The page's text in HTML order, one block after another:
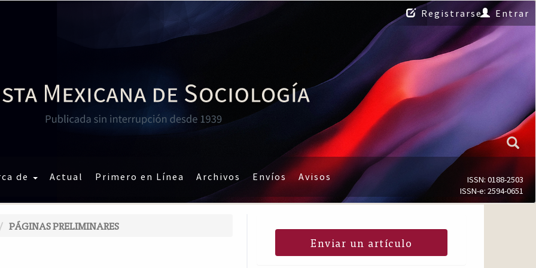
Registrarse Entrar
ISSN: 0188-2503
ISSN-e: 2594-0651
de Actual Primero en Línea Archivos Envíos Avisos
PÁGINAS PRELIMINARES
Enviar un artículo